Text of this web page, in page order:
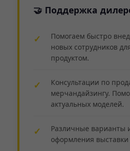
🤝 Поддержка
Помогаем быстро
новых сотрудников
продуктом.
Консультации по
мерчандайзингу.
актуальных моделей.
Различные варианты
оформления выставки